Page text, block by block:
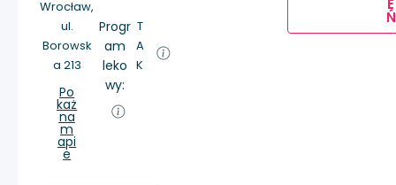
Wrocław,
ul.
Borowsk
a 213
Po
każ
na
m
api
e
Progr
am
leko
wy:
T
A
K
E
Ń